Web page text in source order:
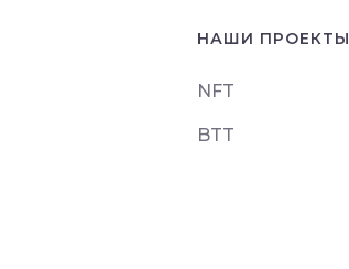
НАШИ ПРОЕКТЫ
NFT
BTT